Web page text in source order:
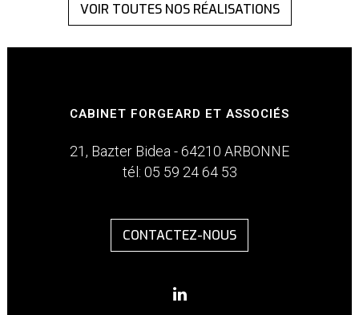
VOIR TOUTES NOS RÉALISATIONS
CABINET FORGEARD ET ASSOCIÉS
21, Bazter Bidea - 64210 ARBONNE
tél: 05 59 24 64 53
CONTACTEZ-NOUS